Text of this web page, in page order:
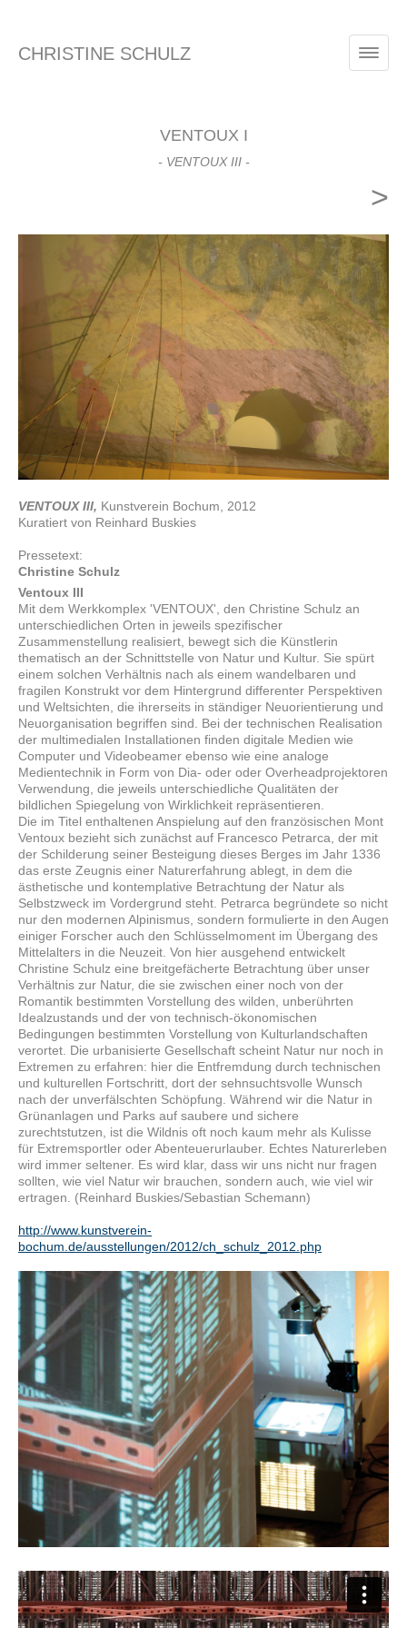
CHRISTINE SCHULZ
VENTOUX I
- VENTOUX III -
>
VENTOUX III, Kunstverein Bochum, 2012
Kuratiert von Reinhard Buskies
Pressetext:
Christine Schulz
Ventoux III
Mit dem Werkkomplex 'VENTOUX', den Christine Schulz an
unterschiedlichen Orten in jeweils spezifischer
Zusammenstellung realisiert, bewegt sich die Künstlerin
thematisch an der Schnittstelle von Natur und Kultur. Sie spürt
einem solchen Verhältnis nach als einem wandelbaren und
fragilen Konstrukt vor dem Hintergrund differenter Perspektiven
und Weltsichten, die ihrerseits in ständiger Neuorientierung und
Neuorganisation begriffen sind. Bei der technischen Realisation
der multimedialen Installationen finden digitale Medien wie
Computer und Videobeamer ebenso wie eine analoge
Medientechnik in Form von Dia- oder oder Overheadprojektoren
Verwendung, die jeweils unterschiedliche Qualitäten der
bildlichen Spiegelung von Wirklichkeit repräsentieren.
Die im Titel enthaltenen Anspielung auf den französischen Mont
Ventoux bezieht sich zunächst auf Francesco Petrarca, der mit
der Schilderung seiner Besteigung dieses Berges im Jahr 1336
das erste Zeugnis einer Naturerfahrung ablegt, in dem die
ästhetische und kontemplative Betrachtung der Natur als
Selbstzweck im Vordergrund steht. Petrarca begründete so nicht
nur den modernen Alpinismus, sondern formulierte in den Augen
einiger Forscher auch den Schlüsselmoment im Übergang des
Mittelalters in die Neuzeit. Von hier ausgehend entwickelt
Christine Schulz eine breitgefächerte Betrachtung über unser
Verhältnis zur Natur, die sie zwischen einer noch von der
Romantik bestimmten Vorstellung des wilden, unberührten
Idealzustands und der von technisch-ökonomischen
Bedingungen bestimmten Vorstellung von Kulturlandschaften
verortet. Die urbanisierte Gesellschaft scheint Natur nur noch in
Extremen zu erfahren: hier die Entfremdung durch technischen
und kulturellen Fortschritt, dort der sehnsuchtsvolle Wunsch
nach der unverfälschten Schöpfung. Während wir die Natur in
Grünanlagen und Parks auf saubere und sichere
zurechtstutzen, ist die Wildnis oft noch kaum mehr als Kulisse
für Extremsportler oder Abenteuerurlauber. Echtes Naturerleben
wird immer seltener. Es wird klar, dass wir uns nicht nur fragen
sollten, wie viel Natur wir brauchen, sondern auch, wie viel wir
ertragen. (Reinhard Buskies/Sebastian Schemann)
http://www.kunstverein-
bochum.de/ausstellungen/2012/ch_schulz_2012.php